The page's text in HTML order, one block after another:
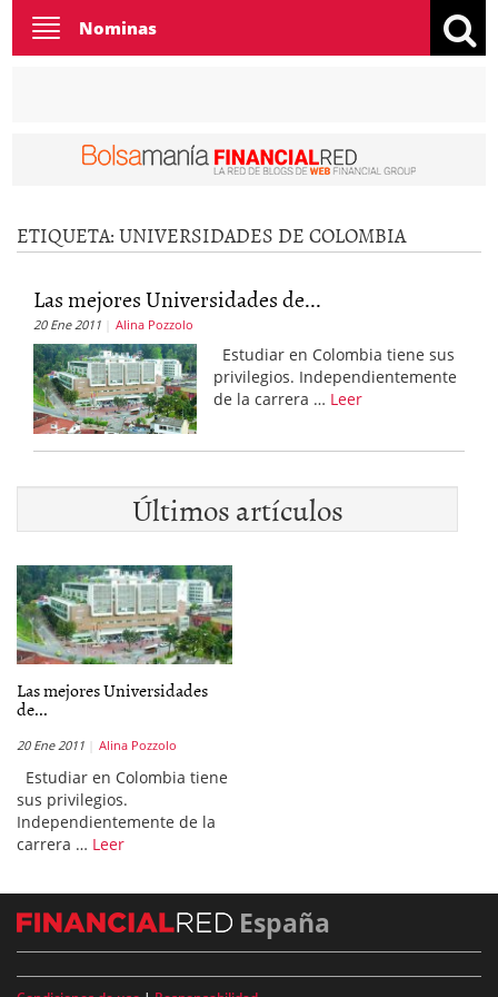
Toggle
navigation
Nominas
ETIQUETA:UNIVERSIDADES DE COLOMBIA
Las mejores Universidades de...
20 Ene 2011 Alina Pozzolo
Estudiar en Colombia tiene sus
privilegios. Independientemente
de la carrera … Leer
Últimos artículos
Las mejores Universidades
de...
20 Ene 2011 Alina Pozzolo
Estudiar en Colombia tiene
sus privilegios.
Independientemente de la
carrera … Leer
España